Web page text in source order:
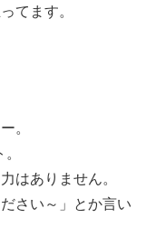
てます。
。
はありません。
さい～」とか言い